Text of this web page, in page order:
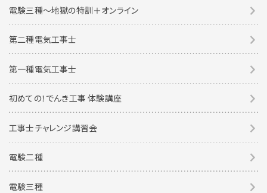
電験三種～地獄の特訓＋オンライン
第二種電気工事士
第一種電気工事士
初めての！でんき工事 体験講座
工事士チャレンジ講習会
電験二種
電験三種